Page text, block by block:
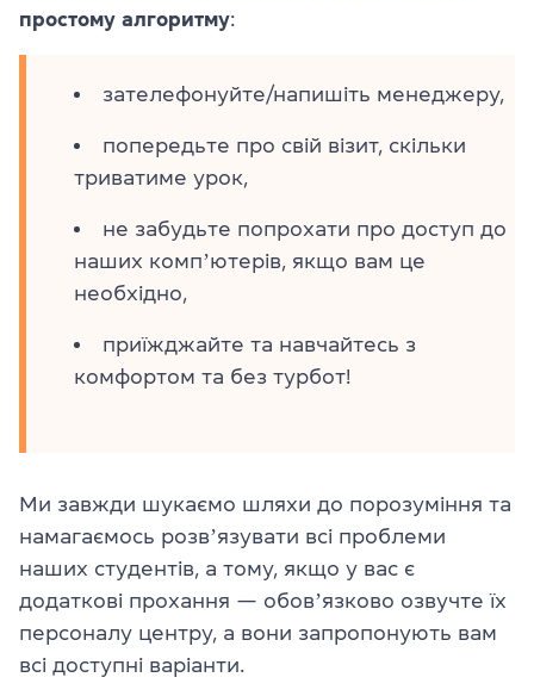
простому алгоритму:
зателефонуйте/напишіть менеджеру,
попередьте про свій візит, скільки
триватиме урок,
не забудьте попрохати про доступ до
наших компʼютерів, якщо вам це
необхідно,
приїжджайте та навчайтесь з
комфортом та без турбот!
Ми завжди шукаємо шляхи до порозуміння та
намагаємось розвʼязувати всі проблеми
наших студентів, а тому, якщо у вас є
додаткові прохання — обовʼязково озвучте їх
персоналу центру, а вони запропонують вам
всі доступні варіанти.